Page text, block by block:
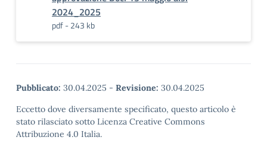
2024_2025
pdf - 243 kb
Pubblicato: 30.04.2025 - Revisione: 30.04.2025
Eccetto dove diversamente specificato, questo articolo è
stato rilasciato sotto Licenza Creative Commons
Attribuzione 4.0 Italia.